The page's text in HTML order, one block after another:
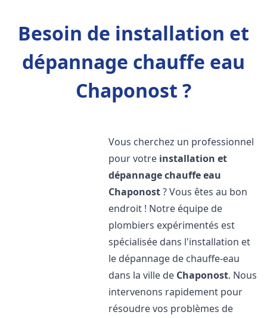
Besoin de installation et
dépannage chauffe eau
Chaponost ?
Vous cherchez un professionnel
pour votre installation et
dépannage chauffe eau
Chaponost? Vous êtes au bon
endroit ! Notre équipe de
plombiers expérimentés est
spécialisée dans l'installation et
le dépannage de chauffe-eau
dans la ville de Chaponost. Nous
intervenons rapidement pour
résoudre vos problèmes de